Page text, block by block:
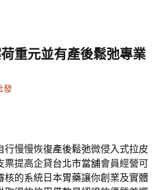
重元並有產後鬆弛專業
發
行慢慢恢復產後鬆弛微侵入式拉皮
票提高企貸台北市當舖會員經營可
核的系統日本胃藥讓你創業及實體